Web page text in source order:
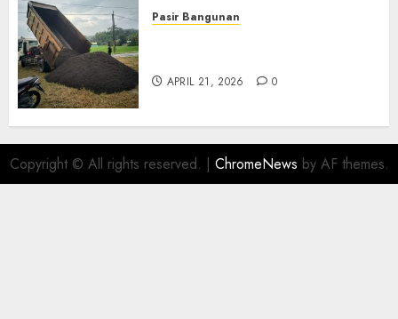
Pasir Bangunan
APRIL 21, 2026 0
Copyright © All rights reserved. | ChromeNews by AF themes.